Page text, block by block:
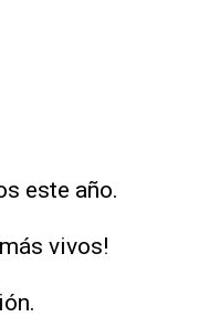
este año.
vivos!